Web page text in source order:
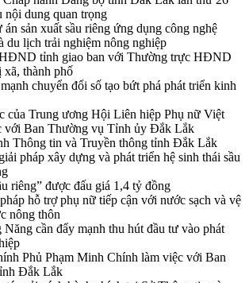
nội dung quan trọng
sản xuất sầu riêng ứng dụng công nghệ
du lịch trải nghiệm nông nghiệp
tỉnh giao ban với Thường trực HĐND
xã, thành phố
chuyển đổi số tạo bứt phá phát triển kinh
của Trung ương Hội Liên hiệp Phụ nữ Việt
với Ban Thường vụ Tỉnh ủy Đắk Lắk
Thông tin và Truyền thông tỉnh Đắk Lắk
pháp xây dựng và phát triển hệ sinh thái sầu
riêng” được đấu giá 1,4 tỷ đồng
hỗ trợ phụ nữ tiếp cận với nước sạch và vệ
nông thôn
cần đẩy mạnh thu hút đầu tư vào phát
Phủ Phạm Minh Chính làm việc với Ban
Đắk Lắk